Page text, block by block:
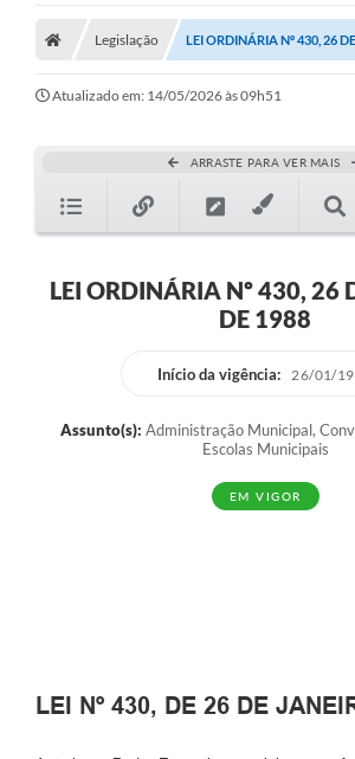
Legislação LEI ORDINÁRIA Nº 430, 26
Atualizado em: 14/05/2026 às 09h51
ARRASTE PARA VER MAIS
LEI ORDINÁRIA Nº 430, 26
DE 1988
Início da vigência: 26/01/
Assunto(s): Administração Municipal,
Escolas Municipais
EM VIGOR
LEI Nº 430, DE 26 DE